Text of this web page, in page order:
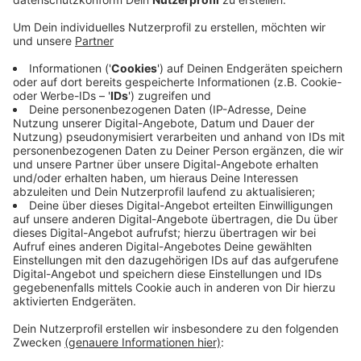
Anzeige
Das ist ein Plus von 18 % gegenüber dem
Vorjahreszeitraum (864.213 Passagiere in 2024).
Demnach waren die Monate Mai und Juni
ausgesprochen stark. Mit jeweils über 229.000
Fluggästen habe der Flughafen neue Monatsrekorde
erreicht, so die Geschäftsführung. Mit dem
erfolgreichen ersten Halbjahr und einem stabilen
Sommerflugplan blickt der Airport optimistisch auf
den weiteren Jahresverlauf. Das Gesamtjahr 2025
steuere auf ein neues Spitzenergebnis zu, heißt es.
Anzeige